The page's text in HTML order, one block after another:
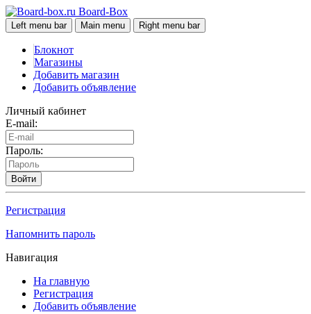
Board-Box
Left menu bar Main menu Right menu bar
Блокнот
Магазины
Добавить магазин
Добавить объявление
Личный кабинет
E-mail:
Пароль:
Войти
Регистрация
Напомнить пароль
Навигация
На главную
Регистрация
Добавить объявление